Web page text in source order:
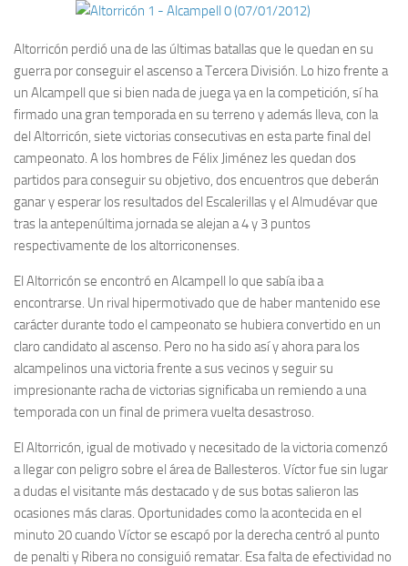
Altorricón perdió una de las últimas batallas que le quedan en su
guerra por conseguir el ascenso a Tercera División. Lo hizo frente a
un Alcampell que si bien nada de juega ya en la competición, sí ha
firmado una gran temporada en su terreno y además lleva, con la
del Altorricón, siete victorias consecutivas en esta parte final del
campeonato. A los hombres de Félix Jiménez les quedan dos
partidos para conseguir su objetivo, dos encuentros que deberán
ganar y esperar los resultados del Escalerillas y el Almudévar que
tras la antepenúltima jornada se alejan a 4 y 3 puntos
respectivamente de los altorriconenses.
El Altorricón se encontró en Alcampell lo que sabía iba a
encontrarse. Un rival hipermotivado que de haber mantenido ese
carácter durante todo el campeonato se hubiera convertido en un
claro candidato al ascenso. Pero no ha sido así y ahora para los
alcampelinos una victoria frente a sus vecinos y seguir su
impresionante racha de victorias significaba un remiendo a una
temporada con un final de primera vuelta desastroso.
El Altorricón, igual de motivado y necesitado de la victoria comenzó
a llegar con peligro sobre el área de Ballesteros. Víctor fue sin lugar
a dudas el visitante más destacado y de sus botas salieron las
ocasiones más claras. Oportunidades como la acontecida en el
minuto 20 cuando Víctor se escapó por la derecha centró al punto
de penalti y Ribera no consiguió rematar. Esa falta de efectividad no